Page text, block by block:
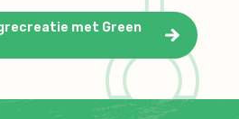
met Green